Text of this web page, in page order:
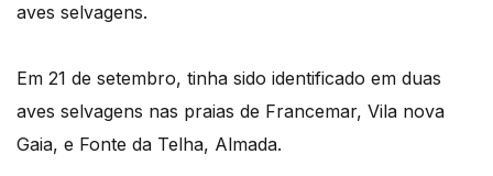
aves selvagens.
Em 21 de setembro, tinha sido identificado em duas
aves selvagens nas praias de Francemar, Vila nova
Gaia, e Fonte da Telha, Almada.